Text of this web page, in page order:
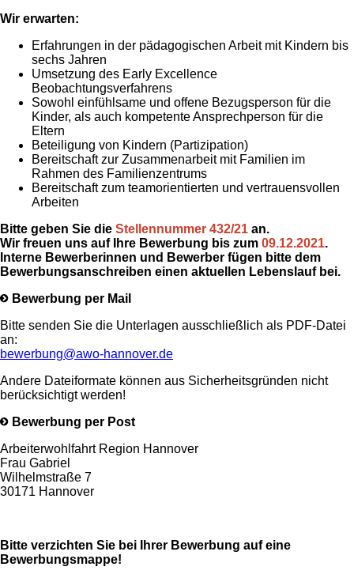
Wir erwarten:
Erfahrungen in der pädagogischen Arbeit mit Kindern bis
sechs Jahren
Umsetzung des Early Excellence
Beobachtungsverfahrens
Sowohl einfühlsame und offene Bezugsperson für die
Kinder, als auch kompetente Ansprechperson für die
Eltern
Beteiligung von Kindern (Partizipation)
Bereitschaft zur Zusammenarbeit mit Familien im
Rahmen des Familienzentrums
Bereitschaft zum teamorientierten und vertrauensvollen
Arbeiten
Bitte geben Sie die Stellennummer 432/21 an.
Wir freuen uns auf Ihre Bewerbung bis zum 09.12.2021.
Interne Bewerberinnen und Bewerber fügen bitte dem
Bewerbungsanschreiben einen aktuellen Lebenslauf bei.
Bewerbung per Mail
Bitte senden Sie die Unterlagen ausschließlich als PDF-Datei
an:
bewerbung@awo-hannover.de
Andere Dateiformate können aus Sicherheitsgründen nicht
berücksichtigt werden!
Bewerbung per Post
Arbeiterwohlfahrt Region Hannover
Frau Gabriel
Wilhelmstraße 7
30171 Hannover
Bitte verzichten Sie bei Ihrer Bewerbung auf eine
Bewerbungsmappe!